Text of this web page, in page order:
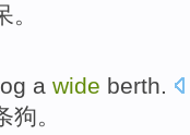
。
a wide berth.
狗。